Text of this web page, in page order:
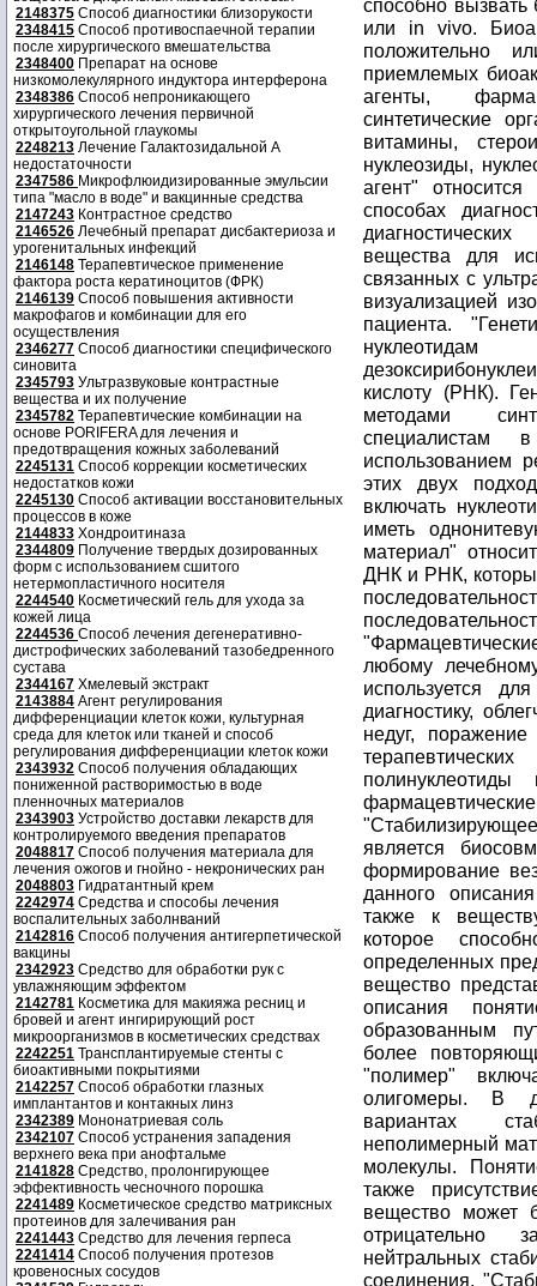
2148375 Способ диагностики близорукости
2348415 Способ противоспаечной терапии
после хирургического вмешательства
2348400 Препарат на основе
низкомолекулярного индуктора интерферона
2348386 Способ непроникающего
хирургического лечения первичной
открытоугольной глаукомы
2248213 Лечение Галактозидальной А
недостаточности
2347586 Микрофлюидизированные эмульсии
типа "масло в воде" и вакцинные средства
2147243 Контрастное средство
2146526 Лечебный препарат дисбактериоза и
урогенитальных инфекций
2146148 Терапевтическое применение
фактора роста кератиноцитов (ФРК)
2146139 Способ повышения активности
макрофагов и комбинации для его
осуществления
2346277 Способ диагностики специфического
синовита
2345793 Ультразвуковые контрастные
вещества и их получение
2345782 Терапевтические комбинации на
основе PORIFERA для лечения и
предотвращения кожных заболеваний
2245131 Способ коррекции косметических
недостатков кожи
2245130 Способ активации восстановительных
процессов в коже
2144833 Хондроитиназа
2344809 Получение твердых дозированных
форм с использованием сшитого
нетермопластичного носителя
2244540 Косметический гель для ухода за
кожей лица
2244536 Способ лечения дегенеративно-
дистрофических заболеваний тазобедренного
сустава
2344167 Хмелевый экстракт
2143884 Агент регулирования
дифференциации клеток кожи, культурная
среда для клеток или тканей и способ
регулирования дифференциации клеток кожи
2343932 Способ получения обладающих
пониженной растворимостью в воде
пленночных материалов
2343903 Устройство доставки лекарств для
контролируемого введения препаратов
2048817 Способ получения материала для
лечения ожогов и гнойно - некронических ран
2048803 Гидратантный крем
2242974 Средства и способы лечения
воспалительных заболнваний
2142816 Способ получения антигерпетической
вакцины
2342923 Средство для обработки рук с
увлажняющим эффектом
2142781 Косметика для макияжа ресниц и
бровей и агент ингирирующий рост
микроорганизмов в косметических средствах
2242251 Трансплантируемые стенты с
биоактивными покрытиями
2142257 Способ обработки глазных
имплантантов и контакных линз
2342389 Мононатриевая соль
2342107 Способ устранения западения
верхнего века при анофтальме
2141828 Средство, пролонгирующее
эффективность чесночного порошка
2241489 Косметическое средство матриксных
протеинов для залечивания ран
2241443 Средство для лечения герпеса
2241414 Способ получения протезов
кровеносных сосудов